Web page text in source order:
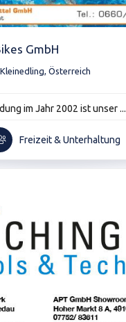
GmbH
Österreich
im Jahr 2002 ist unser ...
Freizeit & Unterhaltung